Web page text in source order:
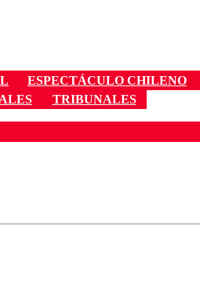
ESPECTÁCULO CHILENO
TRIBUNALES